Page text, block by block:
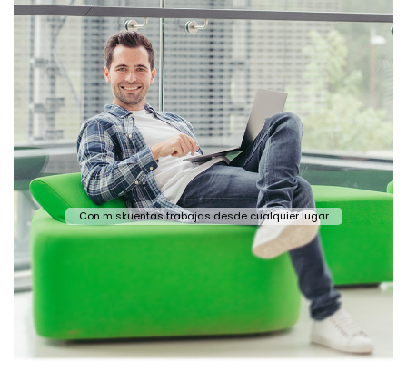
Con miskuentas trabajas desde cualquier lugar